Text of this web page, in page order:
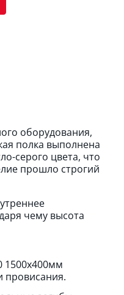
оборудования,
полка выполнена
серого цвета, что
прошло строгий
чему высота
1500х400мм
провисания.